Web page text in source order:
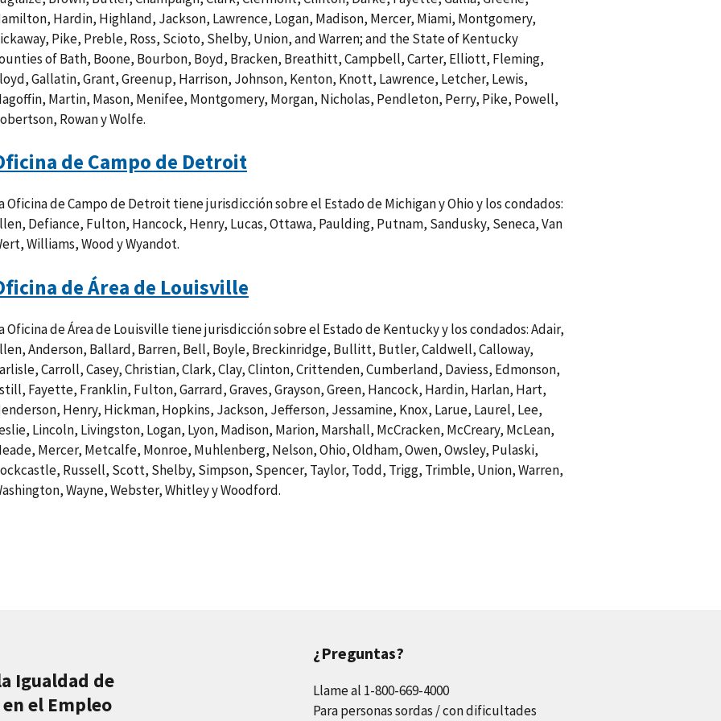
Hardin, Highland, Jackson, Lawrence, Logan, Madison, Mercer, Miami, Montgomery,
Pike, Preble, Ross, Scioto, Shelby, Union, and Warren; and the State of Kentucky
of Bath, Boone, Bourbon, Boyd, Bracken, Breathitt, Campbell, Carter, Elliott, Fleming,
Gallatin, Grant, Greenup, Harrison, Johnson, Kenton, Knott, Lawrence, Letcher, Lewis,
Martin, Mason, Menifee, Montgomery, Morgan, Nicholas, Pendleton, Perry, Pike, Powell,
Rowan y Wolfe.
de Campo de Detroit
Oficina de Campo de Detroit tiene jurisdicción sobre el Estado de Michigan y Ohio y los condados:
Defiance, Fulton, Hancock, Henry, Lucas, Ottawa, Paulding, Putnam, Sandusky, Seneca, Van
Williams, Wood y Wyandot.
de Área de Louisville
Oficina de Área de Louisville tiene jurisdicción sobre el Estado de Kentucky y los condados: Adair,
Anderson, Ballard, Barren, Bell, Boyle, Breckinridge, Bullitt, Butler, Caldwell, Calloway,
Carroll, Casey, Christian, Clark, Clay, Clinton, Crittenden, Cumberland, Daviess, Edmonson,
Fayette, Franklin, Fulton, Garrard, Graves, Grayson, Green, Hancock, Hardin, Harlan, Hart,
Henry, Hickman, Hopkins, Jackson, Jefferson, Jessamine, Knox, Larue, Laurel, Lee,
Lincoln, Livingston, Logan, Lyon, Madison, Marion, Marshall, McCracken, McCreary, McLean,
Mercer, Metcalfe, Monroe, Muhlenberg, Nelson, Ohio, Oldham, Owen, Owsley, Pulaski,
Russell, Scott, Shelby, Simpson, Spencer, Taylor, Todd, Trigg, Trimble, Union, Warren,
Wayne, Webster, Whitley y Woodford.
Igualdad de
el Empleo
¿Preguntas?
Llame al 1-800-669-4000
Para personas sordas / con dificultades